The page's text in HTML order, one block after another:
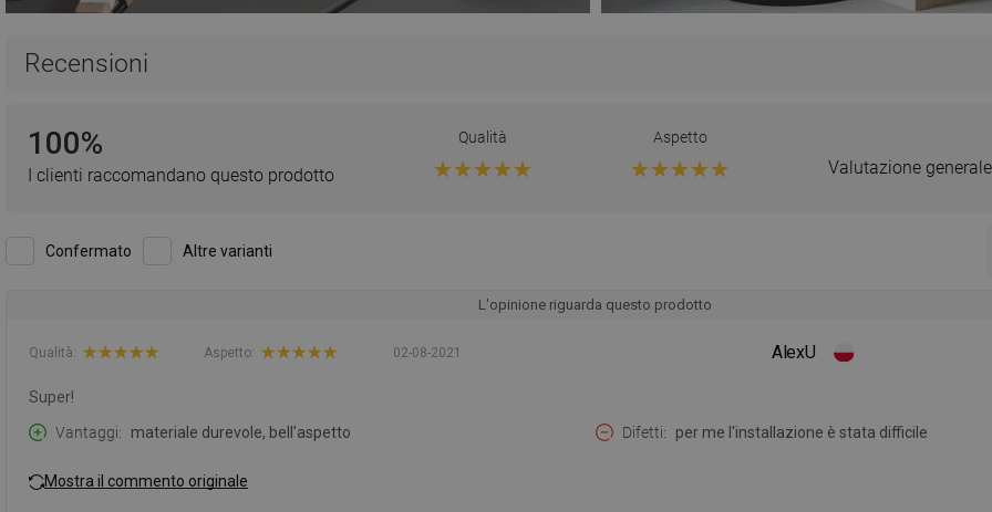
Recensioni
100%
I clienti raccomandano questo prodotto
Qualità Aspetto
Valutazione
Confermato Altre varianti
L'opinione riguarda questo prodotto
AlexU
02-08-2021
Qualità: Aspetto:
Super!
Vantaggi
materiale durevole, bell'aspetto Difetti per me l'installazione è stata difficile
Mostra il commento originale